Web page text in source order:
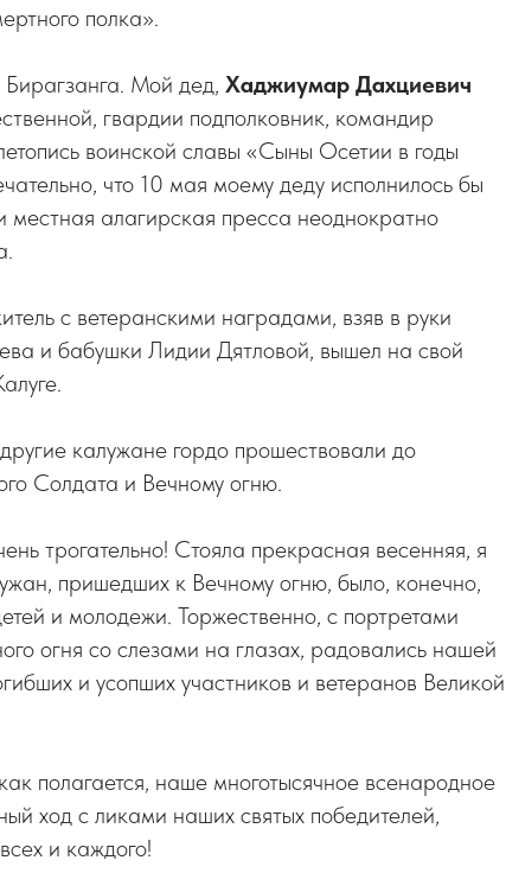
полка».
Мой дед, Хаджиумар Дахциевич
гвардии подполковник, командир
воинской славы «Сыны Осетии в годы
что 10 мая моему деду исполнилось бы
местная алагирская пресса неоднократно
с ветеранскими наградами, взяв в руки
и бабушки Лидии Дятловой, вышел на свой
калужане гордо прошествовали до
Солдата и Вечному огню.
трогательно! Стояла прекрасная весенняя, я
пришедших к Вечному огню, было, конечно,
и молодежи. Торжественно, с портретами
огня со слезами на глазах, радовались нашей
и усопших участников и ветеранов Великой
полагается, наше многотысячное всенародное
ход с ликами наших святых победителей,
и каждого!